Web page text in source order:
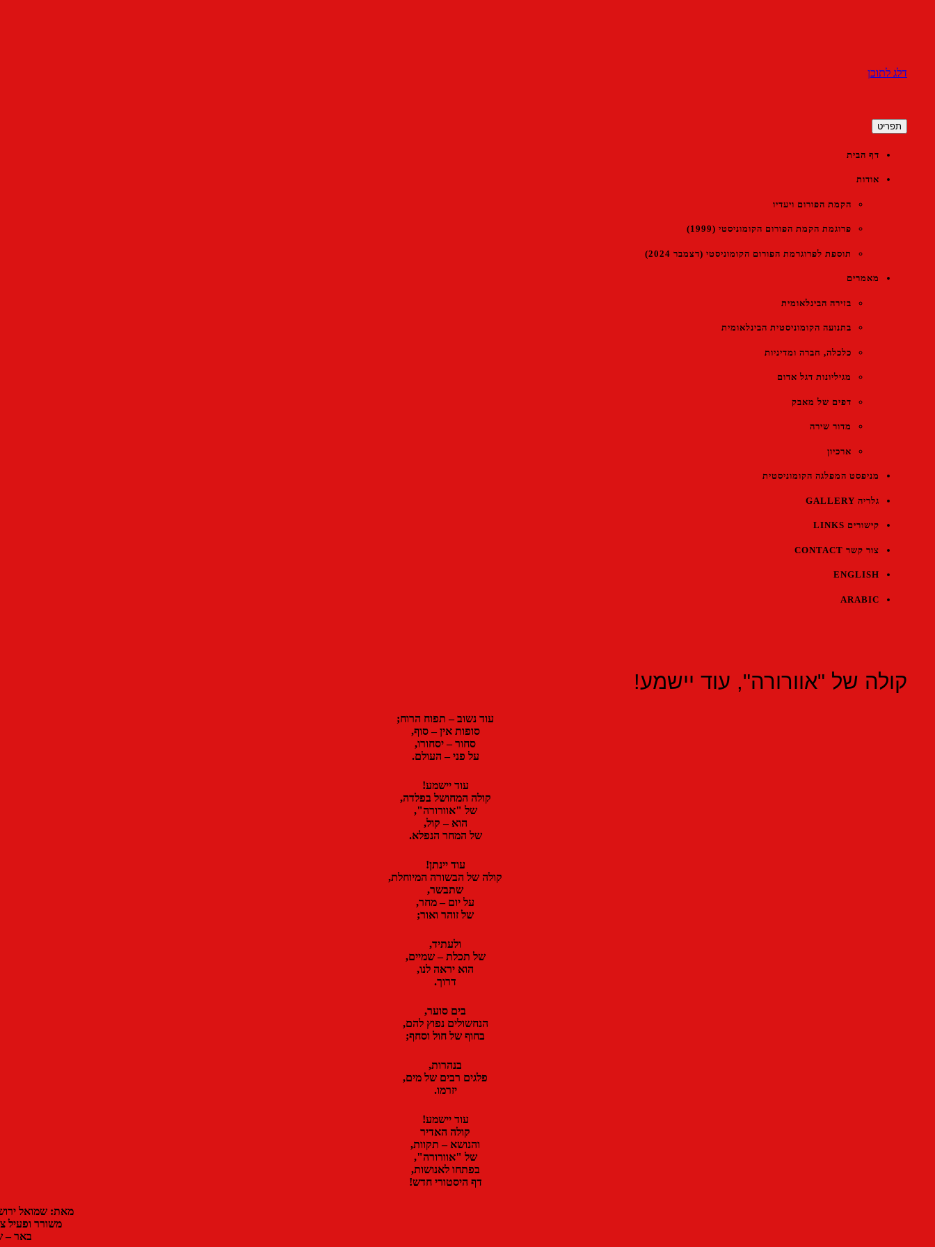
דלג לתוכן
הפורום הקומוניסטי הישראלי
תפריט
דף הבית
אודות
הקמת הפורום ויעדיו
פרוגמת הקמת הפורום הקומוניסטי (1999)
תוספת לפרוגרמת הפורום הקומוניסטי (דצמבר 2024)
מאמרים
בזירה הבינלאומית
בתנועה הקומוניסטית הבינלאומית
כלכלה, חברה ומדיניות
מגיליונות דגל אדום
דפים של מאבק
מדור שירה
ארכיון
מניפסט המפלגה הקומוניסטית
גלריה GALLERY
קישורים LINKS
צור קשר CONTACT
ENGLISH
ARABIC
קולה של "אוורורה", עוד יישמע!
עוד נשוב – תפוח הרוח;
סופות אין – סוף,
סחור – יסחורו,
על פני – העולם.
עוד יישמע!
קולה המחושל בפלדה,
של "אוורורה",
הוא – קול,
של המחר הנפלא.
עוד יינתן!
קולה של הבשורה המיוחלת,
שתבשר,
על יום – מחר,
של זוהר ואור;
ולעתיד,
של תכלת – שמיים,
הוא יראה לנו,
דרוך.
בים סוער,
הנחשולים נפוץ להם,
בחוף של חול וסחף;
בנהרות,
פלגים רבים של מים,
יזרמו.
עוד יישמע!
קולה האדיר
והנושא – תקוות,
של "אוורורה",
בפתחו לאנושות,
דף היסטורי חדש!
מאת: שמואל
משורר ופעיל
באר –